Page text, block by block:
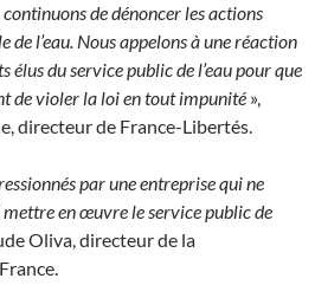
de dénoncer les actions
l’eau. Nous appelons à une réaction
élus du service public de l’eau pour que
de violer la loi en tout impunité »,
directeur de France-Libertés.
par une entreprise qui ne
en œuvre le service public de
Oliva, directeur de la